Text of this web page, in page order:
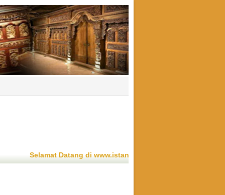
Datang di www.istanagebyok.com Kami menyediakan gebyok